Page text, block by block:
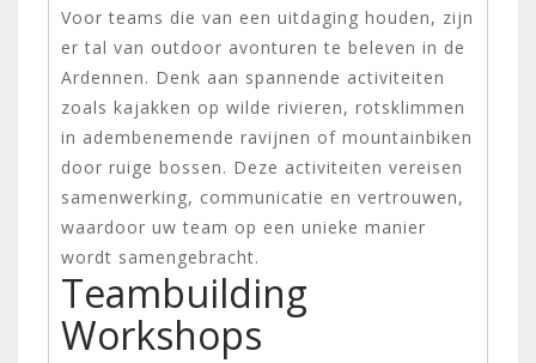
Voor teams die van een uitdaging houden, zijn
er tal van outdoor avonturen te beleven in de
Ardennen. Denk aan spannende activiteiten
zoals kajakken op wilde rivieren, rotsklimmen
in adembenemende ravijnen of mountainbiken
door ruige bossen. Deze activiteiten vereisen
samenwerking, communicatie en vertrouwen,
waardoor uw team op een unieke manier
wordt samengebracht.
Teambuilding
Workshops